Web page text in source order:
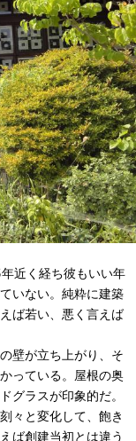
近く経ち彼もいい年
いない。純粋に建築
ば若い、悪く言えば
壁が立ち上がり、そ
っている。屋根の奥
グラスが印象的だ。
々と変化して、飽き
ば創建当初とは違う